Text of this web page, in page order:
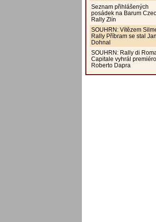
Seznam přihlášených
posádek na Barum
Rally Zlín
SOUHRN: Vítězem
Rally Příbram se stal Jan
Dohnal
SOUHRN: Rally di
Capitale vyhrál
Roberto Dapra